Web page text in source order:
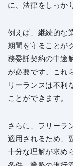
に、法律をしっか
例えば、継続的な
期間を守ることが
務委託契約の中途
が必要です。これ
リーランスは不利
ことができます。
さらに、フリーラ
適用されるため、
十分な理解が求め